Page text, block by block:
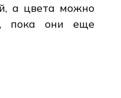
а цвета можно
пока они еще